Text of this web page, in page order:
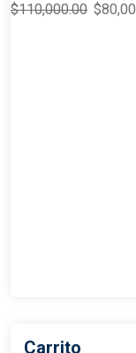
$110,000.00 $
Carrito